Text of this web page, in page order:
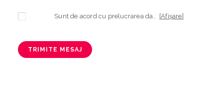
[Afișare]
TRIMITE MESAJ